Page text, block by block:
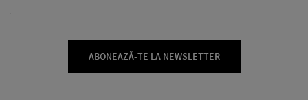
ABONEAZĂ-TE LA NEWSLETTER